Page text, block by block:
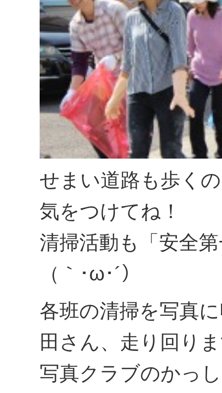
せまい道路も歩く
気をつけてね！
清掃活動も「安全
（｀･ω･´）
各班の清掃を写真
田さん、走り回り
写真クラブのかっ